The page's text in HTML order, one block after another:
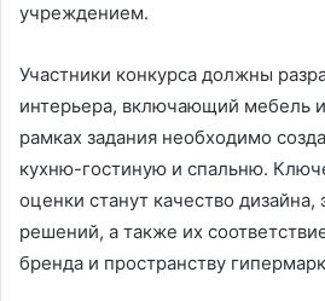
учреждением.
Участники конкурса должны
интерьера, включающий мебель
рамках задания необходимо
кухню-гостиную и спальню.
оценки станут качество
решений, а также их
бренда и пространству